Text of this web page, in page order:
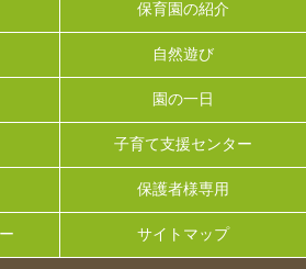
保育園の紹介
自然遊び
園の一日
子育て支援センター
保護者様専用
サイトマップ